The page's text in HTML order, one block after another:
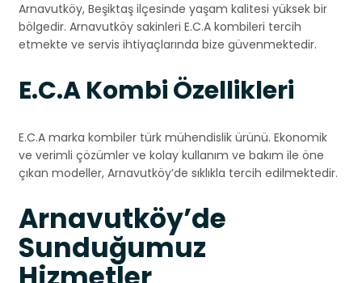
Arnavutköy, Beşiktaş ilçesinde yaşam kalitesi yüksek bir
bölgedir. Arnavutköy sakinleri E.C.A kombileri tercih
etmekte ve servis ihtiyaçlarında bize güvenmektedir.
E.C.A Kombi Özellikleri
E.C.A marka kombiler türk mühendislik ürünü. Ekonomik
ve verimli çözümler ve kolay kullanım ve bakım ile öne
çıkan modeller, Arnavutköy’de sıklıkla tercih edilmektedir.
Arnavutköy’de
Sunduğumuz